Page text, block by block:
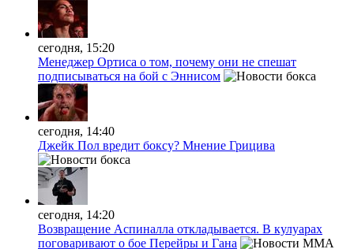
сегодня, 15:20
Менеджер Ортиса о том, почему они не спешат
подписываться на бой с Эннисом
сегодня, 14:40
Джейк Пол вредит боксу? Мнение Грицива
сегодня, 14:20
Возвращение Аспиналла откладывается. В кулуарах
поговаривают о бое Перейры и Гана